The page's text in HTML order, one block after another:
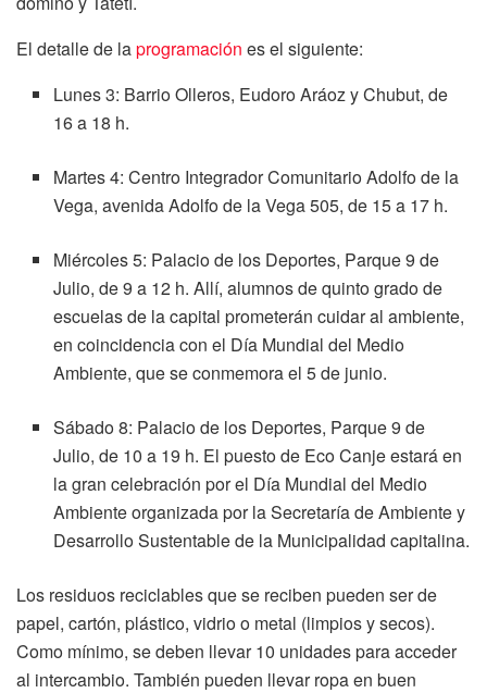
El detalle de laprogramación es el siguiente:
Lunes 3: Barrio Olleros, Eudoro Aráoz y Chubut, de
16 a 18 h.
Martes 4: Centro Integrador Comunitario Adolfo de la
Vega, avenida Adolfo de la Vega 505, de 15 a 17 h.
Miércoles 5: Palacio de los Deportes, Parque 9 de
Julio, de 9 a 12 h. Allí, alumnos de quinto grado de
escuelas de la capital prometerán cuidar al ambiente,
en coincidencia con el Día Mundial del Medio
Ambiente, que se conmemora el 5 de junio.
Sábado 8: Palacio de los Deportes, Parque 9 de
Julio, de 10 a 19 h. El puesto de Eco Canje estará en
la gran celebración por el Día Mundial del Medio
Ambiente organizada por la Secretaría de Ambiente y
Desarrollo Sustentable de la Municipalidad capitalina.
Los residuos reciclables que se reciben pueden ser de
papel, cartón, plástico, vidrio o metal (limpios y secos).
Como mínimo, se deben llevar 10 unidades para acceder
al intercambio. También pueden llevar ropa en buen